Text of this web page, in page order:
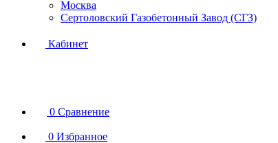
Москва
Сертоловский Газобетонный Завод (СГЗ)
Кабинет
0 Сравнение
0 Избранное